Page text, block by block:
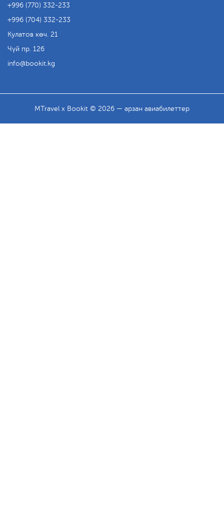
+996 (770) 332-233
+996 (704) 332-233
Кулатов көч. 21
Чүй пр. 126
info
bookit.kg
MTravel x Bookit © 2026 — арзан авиабилеттер